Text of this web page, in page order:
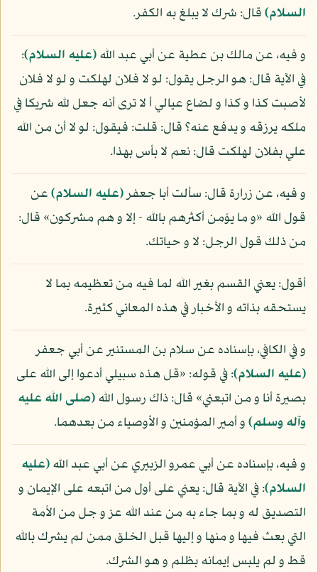
السلام)قال: شرك لا يبلغ به الكفر.
و فيه، عن مالك بن عطية عن أبي عبد الله(عليه السلام):
في الآية قال: هو الرجل يقول: لو لا فلان لهلكت و لو لا فلان
لأصبت كذا و كذا و لضاع عيالي أ لا ترى أنه جعل لله شريكا في
ملكه يرزقه و يدفع عنه؟ قال: قلت: فيقول: لو لا أن من الله
علي بفلان لهلكت قال: نعم لا بأس بهذا.
و فيه، عن زرارة قال: سألت أبا جعفر(عليه السلام)عن
قول الله «و ما يؤمن أكثرهم بالله - إلا و هم مشركون» قال:
من ذلك قول الرجل: لا و حياتك.
أقول: يعني القسم بغير الله لما فيه من تعظيمه بما لا
يستحقه بذاته و الأخبار في هذه المعاني كثيرة.
و في الكافي، بإسناده عن سلام بن المستنير عن أبي جعفر
(عليه السلام): في قوله: «قل هذه سبيلي أدعوا إلى الله على
بصيرة أنا و من اتبعني» قال: ذاك رسول الله(صلى الله عليه
وآله وسلم)و أمير المؤمنين و الأوصياء من بعدهما.
و فيه، بإسناده عن أبي عمرو الزبيري عن أبي عبد الله(عليه
السلام): في الآية قال: يعني على أول من اتبعه على الإيمان و
التصديق له و بما جاء به من عند الله عز و جل من الأمة
التي بعث فيها و منها و إليها قبل الخلق ممن لم يشرك بالله
قط و لم يلبس إيمانه بظلم و هو الشرك.